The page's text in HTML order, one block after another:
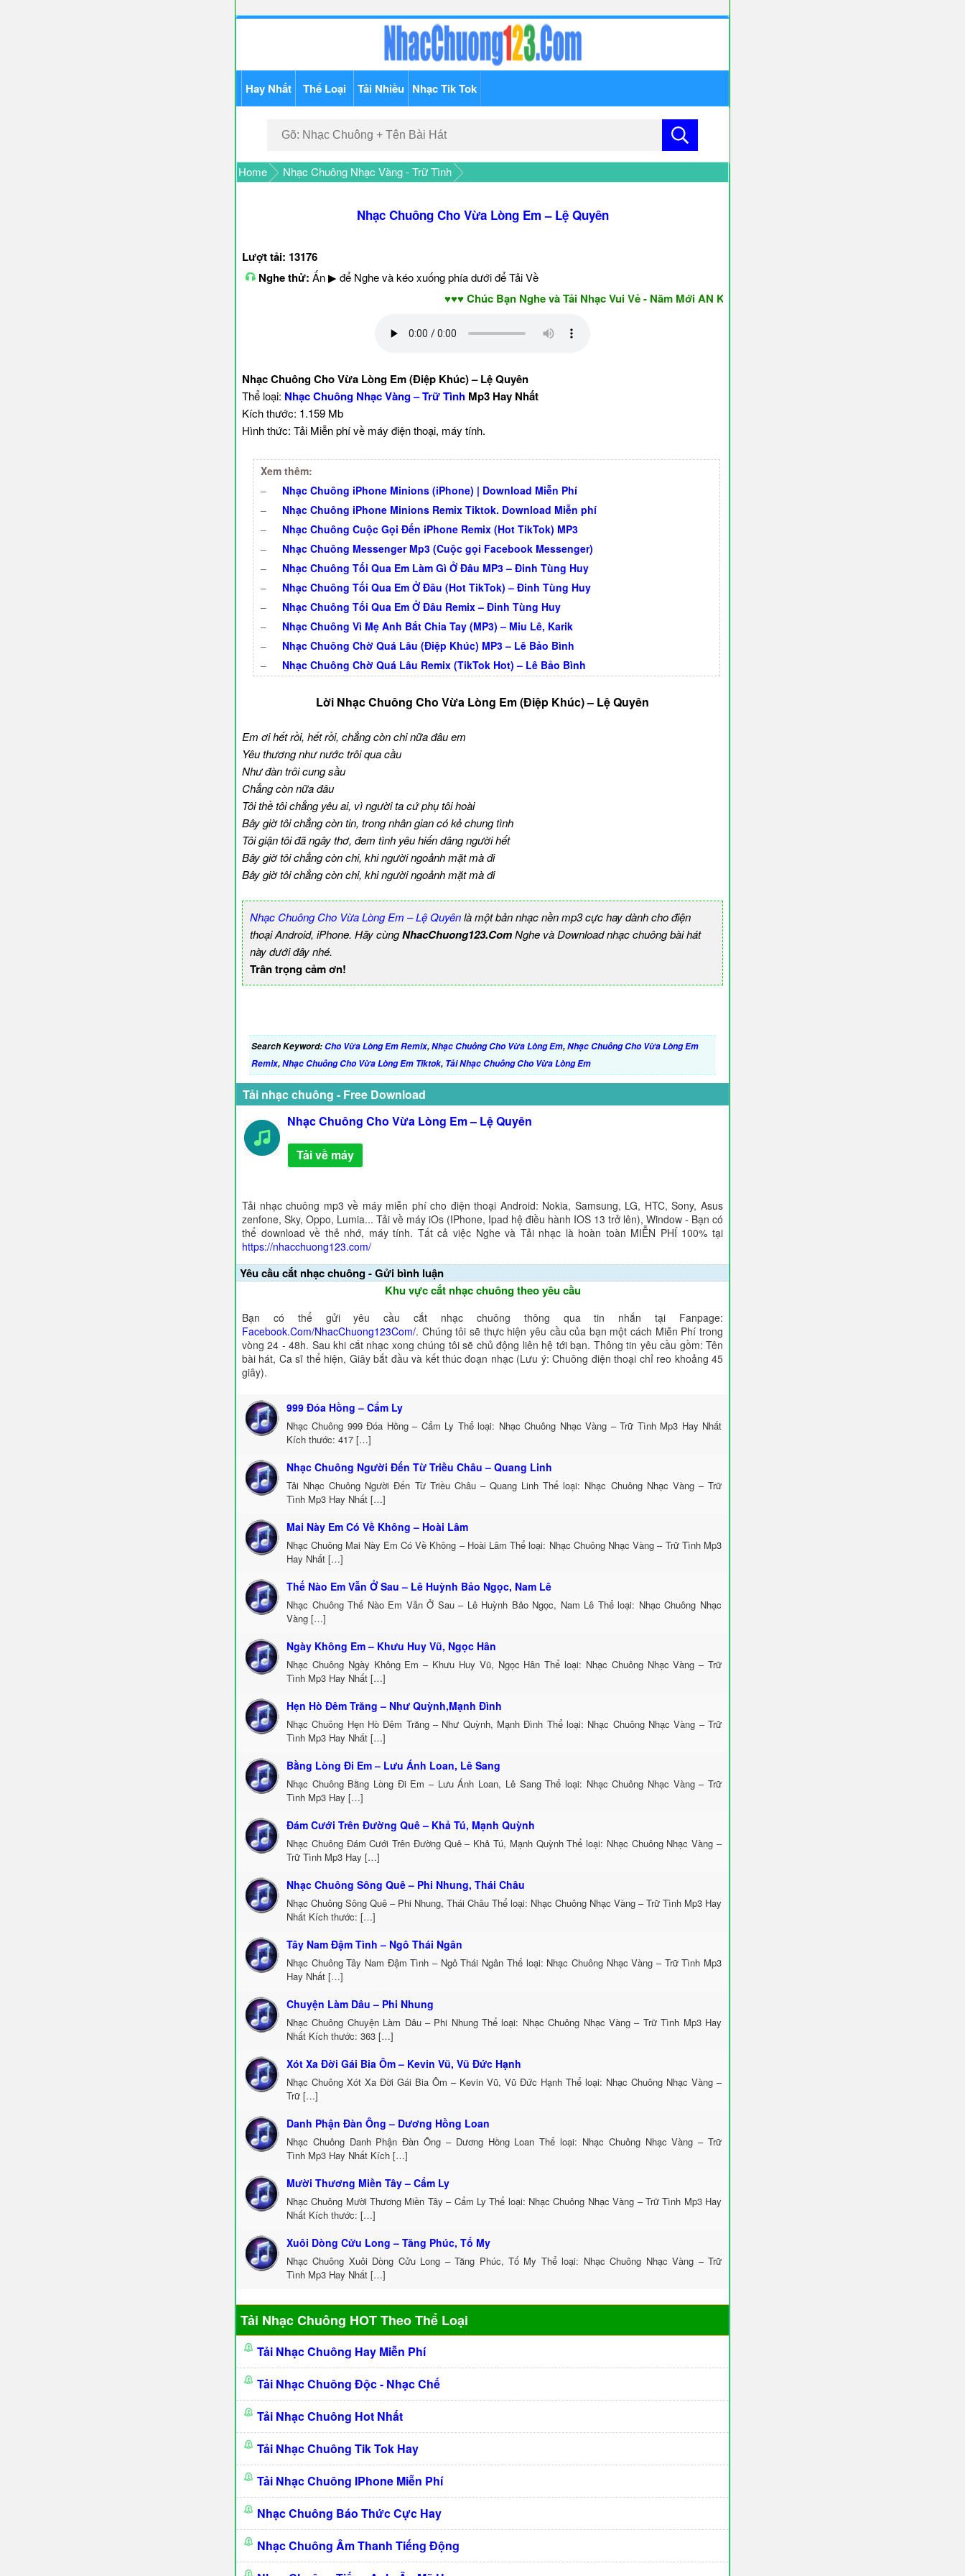
Hay Nhất Thể Loại Tải Nhiều Nhạc Tik Tok
Home Nhạc Chuông Nhạc Vàng - Trữ Tình
Nhạc Chuông Cho Vừa Lòng Em – Lệ Quyên
Lượt tải: 13176
Nghe thử: Ấn ▶ để Nghe và kéo xuống phía dưới để Tải Về
♥♥♥ Chúc Bạn Nghe và Tải Nhạc Vui Vẻ - Năm Mới AN KHANG & THỊNH VƯỢNG ♥♥♥
Nhạc Chuông Cho Vừa Lòng Em (Điệp Khúc) – Lệ Quyên
Thể loại: Nhạc Chuông Nhạc Vàng – Trữ Tình Mp3 Hay Nhất
Kích thước: 1.159 Mb
Hình thức: Tải Miễn phí về máy điện thoại, máy tính.
Xem thêm:
–
Nhạc Chuông iPhone Minions (iPhone) | Download Miễn Phí
–
Nhạc Chuông iPhone Minions Remix Tiktok. Download Miễn phí
–
Nhạc Chuông Cuộc Gọi Đến iPhone Remix (Hot TikTok) MP3
–
Nhạc Chuông Messenger Mp3 (Cuộc gọi Facebook Messenger)
–
Nhạc Chuông Tối Qua Em Làm Gì Ở Đâu MP3 – Đinh Tùng Huy
–
Nhạc Chuông Tối Qua Em Ở Đâu (Hot TikTok) – Đinh Tùng Huy
–
Nhạc Chuông Tối Qua Em Ở Đâu Remix – Đinh Tùng Huy
–
Nhạc Chuông Vì Mẹ Anh Bắt Chia Tay (MP3) – Miu Lê, Karik
–
Nhạc Chuông Chờ Quá Lâu (Điệp Khúc) MP3 – Lê Bảo Bình
–
Nhạc Chuông Chờ Quá Lâu Remix (TikTok Hot) – Lê Bảo Bình
Lời Nhạc Chuông Cho Vừa Lòng Em (Điệp Khúc) – Lệ Quyên
Em ơi hết rồi, hết rồi, chẳng còn chi nữa đâu em
Yêu thương như nước trôi qua cầu
Như đàn trôi cung sầu
Chẳng còn nữa đâu
Tôi thề tôi chẳng yêu ai, vì người ta cứ phụ tôi hoài
Bây giờ tôi chẳng còn tin, trong nhân gian có kẻ chung tình
Tôi giận tôi đã ngây thơ, đem tình yêu hiến dâng người hết
Bây giờ tôi chẳng còn chi, khi người ngoảnh mặt mà đi
Bây giờ tôi chẳng còn chi, khi người ngoảnh mặt mà đi
Nhạc Chuông Cho Vừa Lòng Em – Lệ Quyênlà một bản nhạc nền mp3 cực hay dành cho điện
thoại Android, iPhone. Hãy cùngNhacChuong123.ComNghe và Download nhạc chuông bài hát
này dưới đây nhé.
Trân trọng cảm ơn!
Search Keyword:Cho Vừa Lòng Em Remix,Nhạc Chuông Cho Vừa Lòng Em,Nhạc Chuông Cho Vừa Lòng Em
Remix,Nhạc Chuông Cho Vừa Lòng Em Tiktok, Tải Nhạc Chuông Cho Vừa Lòng Em
Tải nhạc chuông - Free Download
Nhạc Chuông Cho Vừa Lòng Em – Lệ Quyên
Tải về máy
Tải nhạc chuông mp3 về máy miễn phí cho điện thoại Android: Nokia, Samsung, LG, HTC, Sony, Asus
zenfone, Sky, Oppo, Lumia... Tải về máy iOs (IPhone, Ipad hệ điều hành IOS 13 trở lên), Window - Bạn có
thể download về thẻ nhớ, máy tính. Tất cả việc Nghe và Tải nhạc là hoàn toàn MIỄN PHÍ 100% tại
https://nhacchuong123.com/
Yêu cầu cắt nhạc chuông - Gửi bình luận
Khu vực cắt nhạc chuông theo yêu cầu
Bạn có thể gửi yêu cầu cắt nhạc chuông thông qua tin nhắn tại Fanpage:
Facebook.Com/NhacChuong123Com/. Chúng tôi sẽ thực hiện yêu cầu của bạn một cách Miễn Phí trong
vòng 24 - 48h. Sau khi cắt nhạc xong chúng tôi sẽ chủ động liên hệ tới bạn. Thông tin yêu cầu gồm: Tên
bài hát, Ca sĩ thể hiện, Giây bắt đầu và kết thúc đoạn nhạc (Lưu ý: Chuông điện thoại chỉ reo khoảng 45
giây).
999 Đóa Hồng – Cẩm Ly
Nhạc Chuông 999 Đóa Hồng – Cẩm Ly Thể loại: Nhạc Chuông Nhạc Vàng – Trữ Tình Mp3 Hay Nhất
Kích thước: 417 […]
Nhạc Chuông Người Đến Từ Triều Châu – Quang Linh
Tải Nhạc Chuông Người Đến Từ Triều Châu – Quang Linh Thể loại: Nhạc Chuông Nhạc Vàng – Trữ
Tình Mp3 Hay Nhất […]
Mai Này Em Có Về Không – Hoài Lâm
Nhạc Chuông Mai Này Em Có Về Không – Hoài Lâm Thể loại: Nhạc Chuông Nhạc Vàng – Trữ Tình Mp3
Hay Nhất […]
Thế Nào Em Vẫn Ở Sau – Lê Huỳnh Bảo Ngọc, Nam Lê
Nhạc Chuông Thế Nào Em Vẫn Ở Sau – Lê Huỳnh Bảo Ngọc, Nam Lê Thể loại: Nhạc Chuông Nhạc
Vàng […]
Ngày Không Em – Khưu Huy Vũ, Ngọc Hân
Nhạc Chuông Ngày Không Em – Khưu Huy Vũ, Ngọc Hân Thể loại: Nhạc Chuông Nhạc Vàng – Trữ
Tình Mp3 Hay Nhất […]
Hẹn Hò Đêm Trăng – Như Quỳnh,Mạnh Đình
Nhạc Chuông Hẹn Hò Đêm Trăng – Như Quỳnh, Mạnh Đình Thể loại: Nhạc Chuông Nhạc Vàng – Trữ
Tình Mp3 Hay Nhất […]
Bằng Lòng Đi Em – Lưu Ánh Loan, Lê Sang
Nhạc Chuông Bằng Lòng Đi Em – Lưu Ánh Loan, Lê Sang Thể loại: Nhạc Chuông Nhạc Vàng – Trữ
Tình Mp3 Hay […]
Đám Cưới Trên Đường Quê – Khả Tú, Mạnh Quỳnh
Nhạc Chuông Đám Cưới Trên Đường Quê – Khả Tú, Mạnh Quỳnh Thể loại: Nhạc Chuông Nhạc Vàng –
Trữ Tình Mp3 Hay […]
Nhạc Chuông Sông Quê – Phi Nhung, Thái Châu
Nhạc Chuông Sông Quê – Phi Nhung, Thái Châu Thể loại: Nhạc Chuông Nhạc Vàng – Trữ Tình Mp3 Hay
Nhất Kích thước: […]
Tây Nam Đậm Tình – Ngô Thái Ngân
Nhạc Chuông Tây Nam Đậm Tình – Ngô Thái Ngân Thể loại: Nhạc Chuông Nhạc Vàng – Trữ Tình Mp3
Hay Nhất […]
Chuyện Làm Dâu – Phi Nhung
Nhạc Chuông Chuyện Làm Dâu – Phi Nhung Thể loại: Nhạc Chuông Nhạc Vàng – Trữ Tình Mp3 Hay
Nhất Kích thước: 363 […]
Xót Xa Đời Gái Bia Ôm – Kevin Vũ, Vũ Đức Hạnh
Nhạc Chuông Xót Xa Đời Gái Bia Ôm – Kevin Vũ, Vũ Đức Hạnh Thể loại: Nhạc Chuông Nhạc Vàng –
Trữ […]
Danh Phận Đàn Ông – Dương Hồng Loan
Nhạc Chuông Danh Phận Đàn Ông – Dương Hồng Loan Thể loại: Nhạc Chuông Nhạc Vàng – Trữ
Tình Mp3 Hay Nhất Kích […]
Mười Thương Miền Tây – Cẩm Ly
Nhạc Chuông Mười Thương Miền Tây – Cẩm Ly Thể loại: Nhạc Chuông Nhạc Vàng – Trữ Tình Mp3 Hay
Nhất Kích thước: […]
Xuôi Dòng Cửu Long – Tăng Phúc, Tố My
Nhạc Chuông Xuôi Dòng Cửu Long – Tăng Phúc, Tố My Thể loại: Nhạc Chuông Nhạc Vàng – Trữ
Tình Mp3 Hay Nhất […]
Tải Nhạc Chuông HOT Theo Thể Loại
Tải Nhạc Chuông Hay Miễn Phí
Tải Nhạc Chuông Độc - Nhạc Chế
Tải Nhạc Chuông Hot Nhất
Tải Nhạc Chuông Tik Tok Hay
Tải Nhạc Chuông IPhone Miễn Phí
Nhạc Chuông Báo Thức Cực Hay
Nhạc Chuông Âm Thanh Tiếng Động